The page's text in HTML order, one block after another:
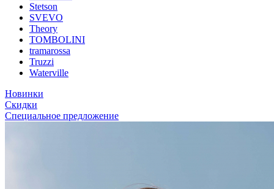
Stetson
SVEVO
Theory
TOMBOLINI
tramarossa
Truzzi
Waterville
Новинки
Скидки
Специальное предложение